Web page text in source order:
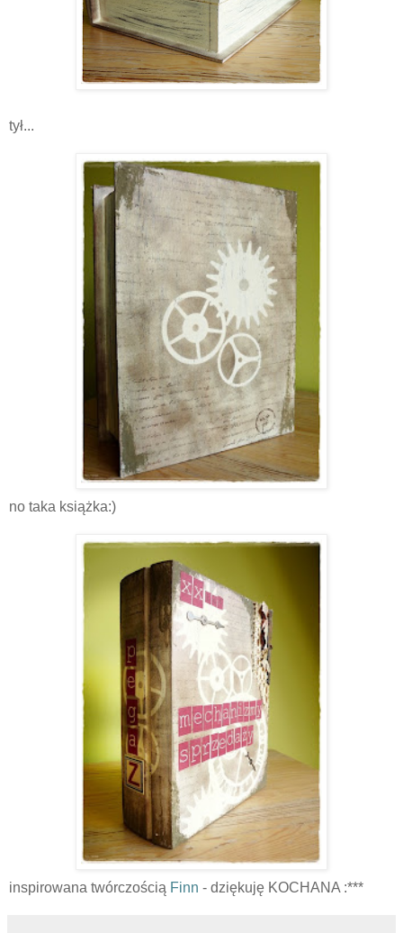
tył...
no taka książka:)
inspirowana twórczością Finn - dziękuję KOCHANA :***